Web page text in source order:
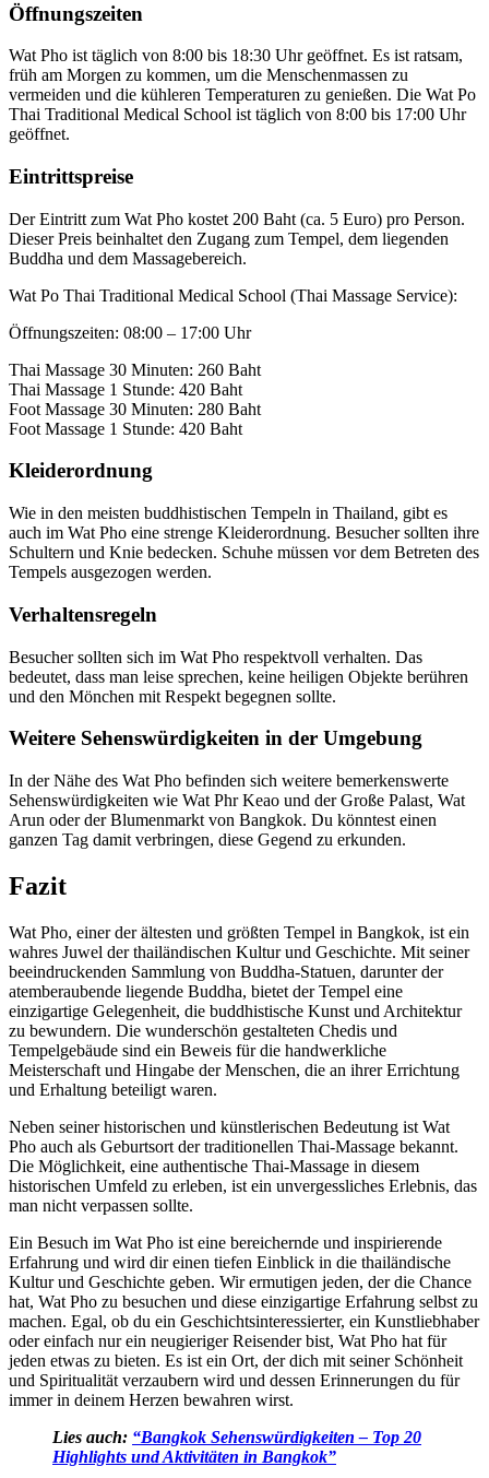
Öffnungszeiten
Wat Pho ist täglich von 8:00 bis 18:30 Uhr geöffnet. Es ist ratsam,
früh am Morgen zu kommen, um die Menschenmassen zu
vermeiden und die kühleren Temperaturen zu genießen. Die Wat Po
Thai Traditional Medical School ist täglich von 8:00 bis 17:00 Uhr
geöffnet.
Eintrittspreise
Der Eintritt zum Wat Pho kostet 200 Baht (ca. 5 Euro) pro Person.
Dieser Preis beinhaltet den Zugang zum Tempel, dem liegenden
Buddha und dem Massagebereich.
Wat Po Thai Traditional Medical School (Thai Massage Service):
Öffnungszeiten: 08:00 – 17:00 Uhr
Thai Massage 30 Minuten: 260 Baht
Thai Massage 1 Stunde: 420 Baht
Foot Massage 30 Minuten: 280 Baht
Foot Massage 1 Stunde: 420 Baht
Kleiderordnung
Wie in den meisten buddhistischen Tempeln in Thailand, gibt es
auch im Wat Pho eine strenge Kleiderordnung. Besucher sollten ihre
Schultern und Knie bedecken. Schuhe müssen vor dem Betreten des
Tempels ausgezogen werden.
Verhaltensregeln
Besucher sollten sich im Wat Pho respektvoll verhalten. Das
bedeutet, dass man leise sprechen, keine heiligen Objekte berühren
und den Mönchen mit Respekt begegnen sollte.
Weitere Sehenswürdigkeiten in der Umgebung
In der Nähe des Wat Pho befinden sich weitere bemerkenswerte
Sehenswürdigkeiten wie Wat Phr Keao und der Große Palast, Wat
Arun oder der Blumenmarkt von Bangkok. Du könntest einen
ganzen Tag damit verbringen, diese Gegend zu erkunden.
Fazit
Wat Pho, einer der ältesten und größten Tempel in Bangkok, ist ein
wahres Juwel der thailändischen Kultur und Geschichte. Mit seiner
beeindruckenden Sammlung von Buddha-Statuen, darunter der
atemberaubende liegende Buddha, bietet der Tempel eine
einzigartige Gelegenheit, die buddhistische Kunst und Architektur
zu bewundern. Die wunderschön gestalteten Chedis und
Tempelgebäude sind ein Beweis für die handwerkliche
Meisterschaft und Hingabe der Menschen, die an ihrer Errichtung
und Erhaltung beteiligt waren.
Neben seiner historischen und künstlerischen Bedeutung ist Wat
Pho auch als Geburtsort der traditionellen Thai-Massage bekannt.
Die Möglichkeit, eine authentische Thai-Massage in diesem
historischen Umfeld zu erleben, ist ein unvergessliches Erlebnis, das
man nicht verpassen sollte.
Ein Besuch im Wat Pho ist eine bereichernde und inspirierende
Erfahrung und wird dir einen tiefen Einblick in die thailändische
Kultur und Geschichte geben. Wir ermutigen jeden, der die Chance
hat, Wat Pho zu besuchen und diese einzigartige Erfahrung selbst zu
machen. Egal, ob du ein Geschichtsinteressierter, ein Kunstliebhaber
oder einfach nur ein neugieriger Reisender bist, Wat Pho hat für
jeden etwas zu bieten. Es ist ein Ort, der dich mit seiner Schönheit
und Spiritualität verzaubern wird und dessen Erinnerungen du für
immer in deinem Herzen bewahren wirst.
Lies auch: “Bangkok Sehenswürdigkeiten – Top 20
Highlights und Aktivitäten in Bangkok”